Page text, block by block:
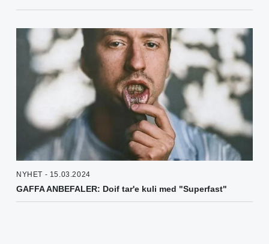
NYHET - 15.03.2024
GAFFA ANBEFALER: Doif tar'e kuli med "Superfast"